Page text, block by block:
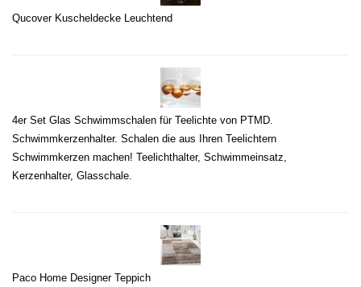
Qucover Kuscheldecke Leuchtend
4er Set Glas Schwimmschalen für Teelichte von PTMD.
Schwimmkerzenhalter. Schalen die aus Ihren Teelichtern
Schwimmkerzen machen! Teelichthalter, Schwimmeinsatz,
Kerzenhalter, Glasschale.
Paco Home Designer Teppich